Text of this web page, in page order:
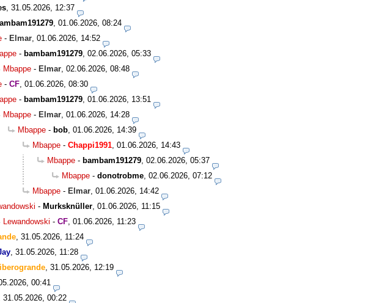
31.05.2026, 12:37
01.06.2026, 08:24
- Elmar 01.06.2026, 14:52
- bambam191279 02.06.2026, 05:33
Mbappe - Elmar 02.06.2026, 08:48
- CF 01.06.2026, 08:30
- bambam191279 01.06.2026, 13:51
Mbappe - Elmar 01.06.2026, 14:28
Mbappe - bob 01.06.2026, 14:39
Mbappe - Chappi1991 01.06.2026, 14:43
Mbappe - bambam191279 02.06.2026, 05:37
Mbappe - donotrobme 02.06.2026, 07:12
Mbappe - Elmar 01.06.2026, 14:42
- Murksknüller 01.06.2026, 11:15
Lewandowski - CF 01.06.2026, 11:23
31.05.2026, 11:24
31.05.2026, 11:28
31.05.2026, 12:19
00:41
31.05.2026, 00:22